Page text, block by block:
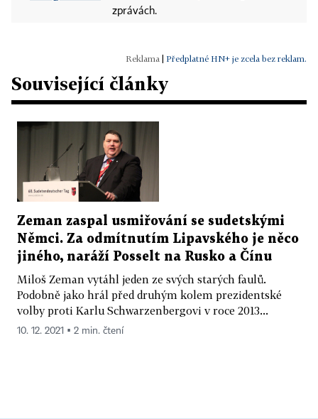
zprávách.
Předplatné HN+ je zcela bez reklam.
Související články
Zeman zaspal usmiřování se sudetskými
Němci. Za odmítnutím Lipavského je něco
jiného, naráží Posselt na Rusko a Čínu
Miloš Zeman vytáhl jeden ze svých starých faulů.
Podobně jako hrál před druhým kolem prezidentské
volby proti Karlu Schwarzenbergovi v roce 2013...
10. 12. 2021 ▪ 2 min. čtení